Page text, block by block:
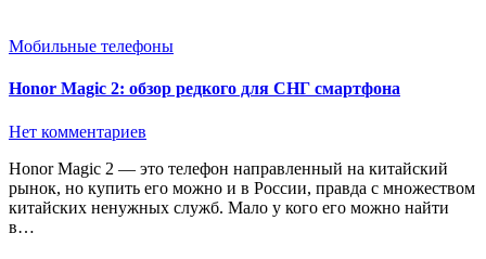
Мобильные телефоны
Honor Magic 2: обзор редкого для СНГ смартфона
Нет комментариев
Honor Magic 2 — это телефон направленный на китайский
рынок, но купить его можно и в России, правда с множеством
китайских ненужных служб. Мало у кого его можно найти
в…